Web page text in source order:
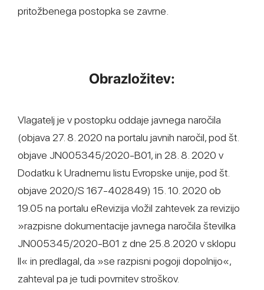
pritožbenega postopka se zavrne.
Obrazložitev:
Vlagatelj je v postopku oddaje javnega naročila
(objava 27. 8. 2020 na portalu javnih naročil, pod št.
objave JN005345/2020-B01, in 28. 8. 2020 v
Dodatku k Uradnemu listu Evropske unije, pod št.
objave 2020/S 167-402849) 15. 10. 2020 ob
19.05 na portalu eRevizija vložil zahtevek za revizijo
»razpisne dokumentacije javnega naročila številka
JN005345/2020-B01 z dne 25.8.2020 v sklopu
II« in predlagal, da »se razpisni pogoji dopolnijo«,
zahteval pa je tudi povrnitev stroškov.